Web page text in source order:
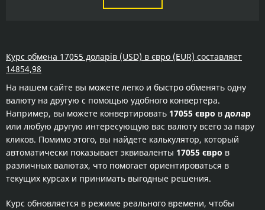
Курс обмена 17055 доларів (USD) в євро (EUR) составляет
14854,98
На нашем сайте вы можете легко и быстро обменять одну
валюту на другую с помощью удобного конвертера.
Например, вы можете конвертировать 17055 євро в долар
или любую другую интересующую вас валюту всего за пару
кликов. Помимо этого, вы найдете калькулятор, который
автоматически показывает эквиваленты 17055 євро в
различных валютах, что помогает ориентироваться в
текущих курсах и принимать выгодные решения.
Курс обновляется в режиме реального времени, чтобы